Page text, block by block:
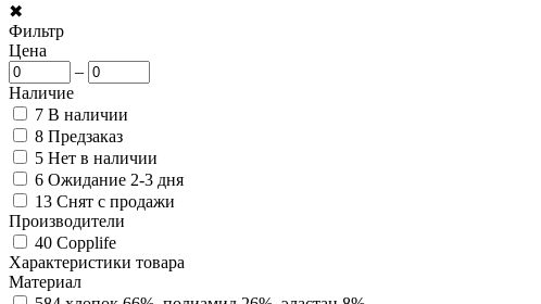
✖
Фильтр
Цена
–
Наличие
7 В наличии
8 Предзаказ
5 Нет в наличии
6 Ожидание 2-3 дня
13 Снят с продажи
Производители
40 Copplife
Характеристики товара
Материал